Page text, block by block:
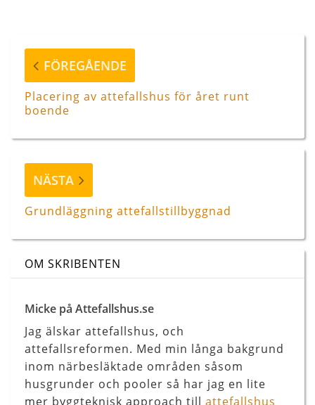
Föregående
inlägg
FÖREGÅENDE
Placering av attefallshus för året runt
boende
Nästa
inlägg
NÄSTA
Grundläggning attefallstillbyggnad
OM SKRIBENTEN
Micke på Attefallshus.se
Jag älskar attefallshus, och
attefallsreformen. Med min långa bakgrund
inom närbesläktade områden såsom
husgrunder och pooler så har jag en lite
mer byggteknisk approach till attefallshus